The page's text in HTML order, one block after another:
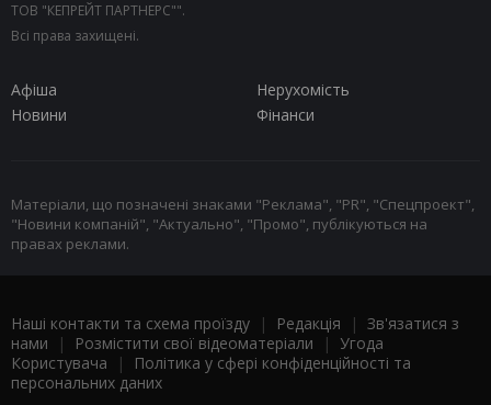
ТОВ "КЕПРЕЙТ ПАРТНЕРС"".
Всі права захищені.
Афіша
Нерухомість
Новини
Фінанси
Матеріали, що позначені знаками "Реклама", "PR", "Спецпроект",
"Новини компаній", "Актуально", "Промо", публікуються на
правах реклами.
Наші контакти та схема проїзду | Редакція | Зв'язатися з
нами | Розмістити свої відеоматеріали | Угода
Користувача |
Політика у сфері конфіденційності та
персональних даних